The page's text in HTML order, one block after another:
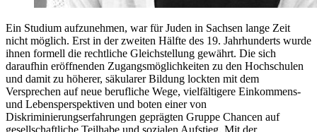
Ein Studium aufzunehmen, war für Juden in Sachsen lange Zeit
nicht möglich. Erst in der zweiten Hälfte des 19. Jahrhunderts wurde
ihnen formell die rechtliche Gleichstellung gewährt. Die sich
daraufhin eröffnenden Zugangsmöglichkeiten zu den Hochschulen
und damit zu höherer, säkularer Bildung lockten mit dem
Versprechen auf neue berufliche Wege, vielfältigere Einkommens-
und Lebensperspektiven und boten einer von
Diskriminierungserfahrungen geprägten Gruppe Chancen auf
gesellschaftliche Teilhabe und sozialen Aufstieg. Mit der